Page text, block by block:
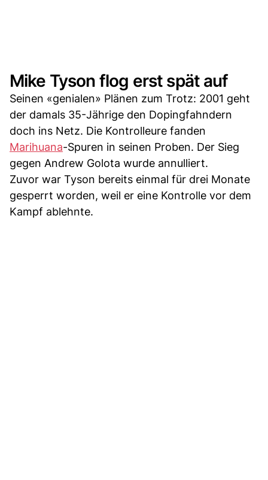
Mike Tyson flog erst spät auf
Seinen «genialen» Plänen zum Trotz: 2001 geht
der damals 35-Jährige den Dopingfahndern
doch ins Netz. Die Kontrolleure fanden
Marihuana-Spuren in seinen Proben. Der Sieg
gegen Andrew Golota wurde annulliert.
Zuvor war Tyson bereits einmal für drei Monate
gesperrt worden, weil er eine Kontrolle vor dem
Kampf ablehnte.